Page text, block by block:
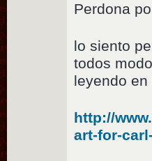
Perdona
lo siento
todos
leyendo
http://
art-for-